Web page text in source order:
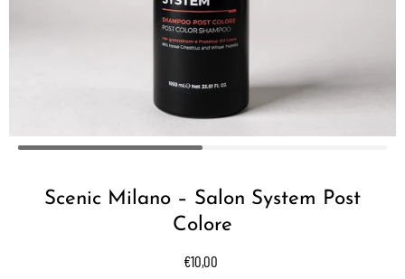
Scenic Milano – Salon System Post
Colore
€10,00